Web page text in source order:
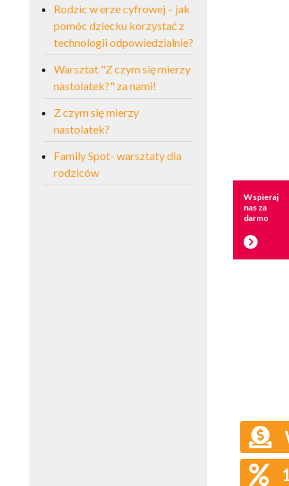
Rodzic w erze cyfrowej – jak
pomóc dziecku korzystać z
technologii odpowiedzialnie?
Warsztat "Z czym się mierzy
nastolatek?" za nami!
Z czym się mierzy
nastolatek?
Family Spot- warsztaty dla
rodziców
Wspieraj
nas za
darmo